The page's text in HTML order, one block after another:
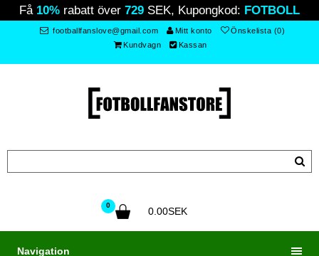
Få 10% rabatt över 729 SEK, Kupongkod: FOTBOLL
footballfanslove@gmail.com Mitt konto
Önskelista (0)
Kundvagn
Kassan
0
0.00SEK
Navigation